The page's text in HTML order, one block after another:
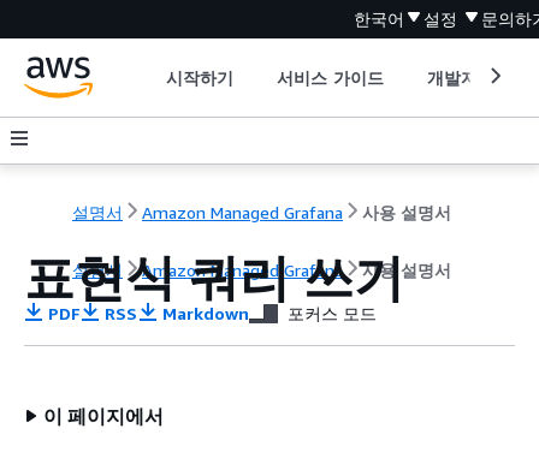
한국어 설정 문의하
시작하기 서비스 가이드 개발자 도구
설명서 Amazon Managed Grafana 사용 설명서
설명서 Amazon Managed Grafana 사용 설명서
표현식 쿼리 쓰기
PDF RSS Markdown 포커스 모드
이 페이지에서